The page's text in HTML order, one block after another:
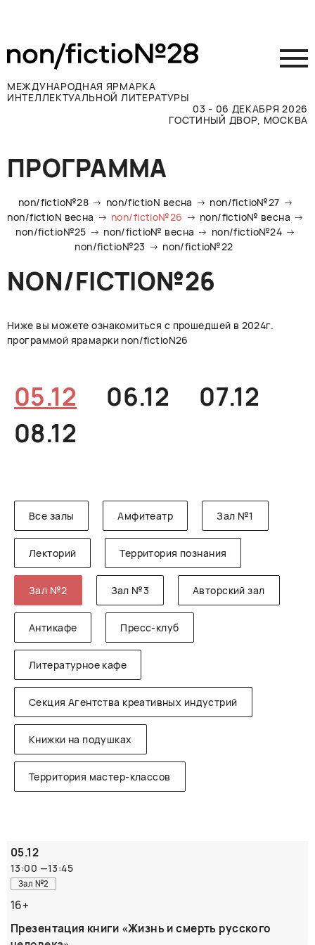
МЕЖДУНАРОДНАЯ ЯРМАРКА
ИНТЕЛЛЕКТУАЛЬНОЙ ЛИТЕРАТУРЫ
03 - 06 ДЕКАБРЯ 2026
ГОСТИНЫЙ ДВОР, МОСКВА
Принять участие
Участникам
Посетителям
Программа
Прессе
Контакты
РУССКИЙ ENGLISH CHINESE
ПРОГРАММА
non/fictio№28 non/fictioN весна
non/fictio№27
non/fictioN весна
non/fictio№26
non/fictio№ весна
non/fictio№25
non/fictio№ весна
non/fictio№24
non/fictio№23
non/fictio№22
NON/FICTIO№26
Ниже вы можете ознакомиться с прошедшей в 2024г.
программой ярамарки non/fictioN26
05.12 06.12
07.12
08.12
Все залы Амфитеатр Зал №1
Лекторий Территория познания
Зал №2 Зал №3 Авторский зал
Антикафе Пресс-клуб
Литературное кафе
Секция Агентства креативных индустрий
Книжки на подушках
Территория мастер-классов
05.12
13:00 —13:45
Зал №2
16+
Презентация книги «Жизнь и смерть русского